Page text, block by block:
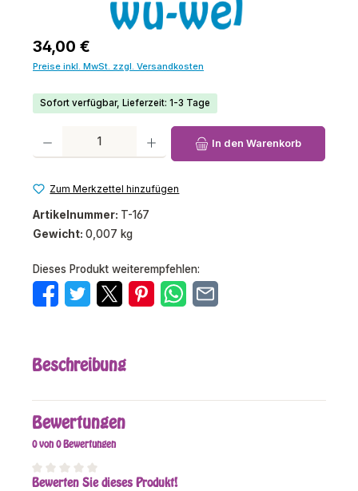
Regulärer Preis:
34,00 €
Preise inkl. MwSt. zzgl. Versandkosten
Sofort verfügbar, Lieferzeit: 1-3 Tage
Produkt Anzahl: Gib den gewünschten Wert ein oder benutze die
In den Warenkorb
Zum Merkzettel hinzufügen
Artikelnummer: T-167
Gewicht: 0,007 kg
Dieses Produkt weiterempfehlen:
Beschreibung
Bewertungen
0 von 0 Bewertungen
Durchschnittliche Bewertung von 0 von 5 Sternen
Bewerten Sie dieses Produkt!